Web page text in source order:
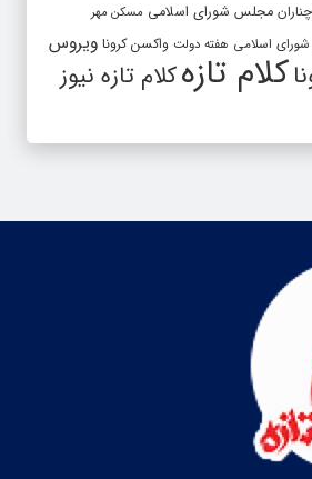
مجلس شورای اسلامی مسکن مهر
اسلامی هفته دولت واکسن کرونا ویروس
کلام تازهکلام تازه نیوز